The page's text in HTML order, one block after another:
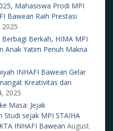
Mahasiswa Prodi MPI
Bawean Raih Prestasi
Berkah, HIMA MPI
Anak Yatim Penuh Makna
INHAFI Bawean Gelar
Kreativitas dan
2025
Masa: Jejak
sejak MPI STAIHA
INHAFI Bawean August